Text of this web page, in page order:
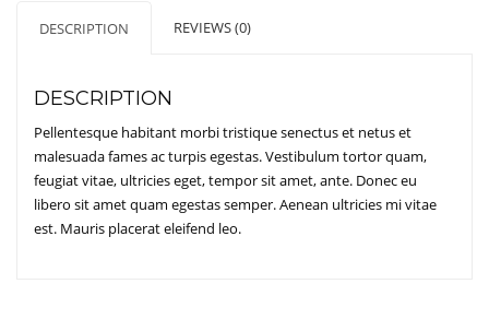
DESCRIPTION REVIEWS (0)
DESCRIPTION
Pellentesque habitant morbi tristique senectus et netus et
malesuada fames ac turpis egestas. Vestibulum tortor quam,
feugiat vitae, ultricies eget, tempor sit amet, ante. Donec eu
libero sit amet quam egestas semper. Aenean ultricies mi vitae
est. Mauris placerat eleifend leo.